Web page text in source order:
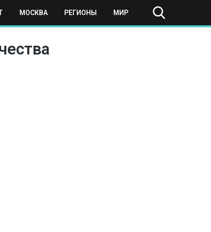
МОСКВА РЕГИОНЫ МИР